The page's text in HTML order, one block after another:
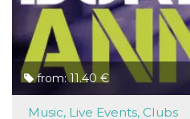
from: 11.40 €
Music, Live Events, Clubs